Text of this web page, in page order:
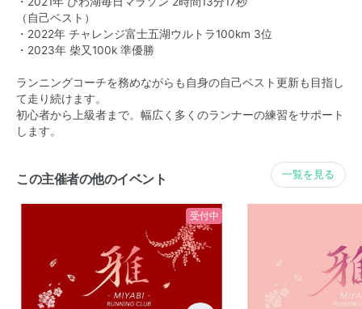
（自己ベスト）
・2022年 チャレンジ富士五湖ウルトラ100km 3位
・2023年 柴又100k 準優勝
ランニングコーチを務めながらも自身の自己ベスト更新も目指し
て走り続けます。
初心者から上級者まで。幅広く多くのランナーの練習をサポート
します。
この主催者の他のイベント 一覧を見る
受付中